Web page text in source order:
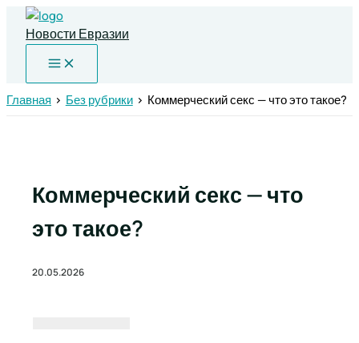
Перейти
содержимому
Новости Евразии
Главная Без рубрики Коммерческий секс — что это такое?
Коммерческий секс — что
это такое?
20.05.2026